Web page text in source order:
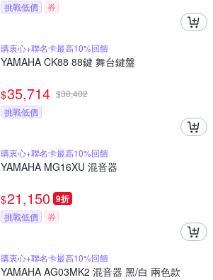
挑戰低價 券
購衷心+聯名卡最高10%回饋
YAMAHA CK88 88鍵 舞台鍵盤
$35,714 $38,402
挑戰低價
購衷心+聯名卡最高10%回饋
YAMAHA MG16XU 混音器
$21,150 9折
挑戰低價 券
購衷心+聯名卡最高10%回饋
YAMAHA AG03MK2 混音器 黑/白 兩色款